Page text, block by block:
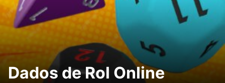
Dados de Rol Online